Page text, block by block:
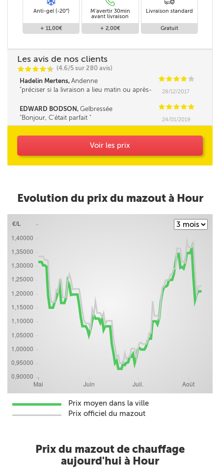
Anti-gel (-20°)
+ 11,00€
M'avertir 30min
avant livraison
+ 2,00€
Livraison standard
Gratuit
Les avis de nos clients
CCCCi
@ (4.6/5 sur 280 avis)
Hadelin Mertens, Andenne CCCC C
préciser si la livraison a lieu matin ou après-
28/12/2017
EDWARD BODSON, Gelbressée CCCCC
Bonjour, C'était parfait
24/01/2019
Voir les prix
Evolution du prix du mazout à Hour
Prix moyen dans la ville
Prix officiel du mazout
Prix du mazout de chauffage
aujourd'hui à Hour